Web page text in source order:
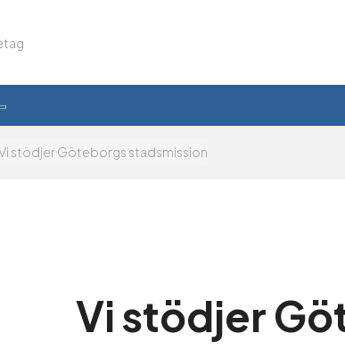
stödjer Göteborgs stadsmission
Vi stödjer